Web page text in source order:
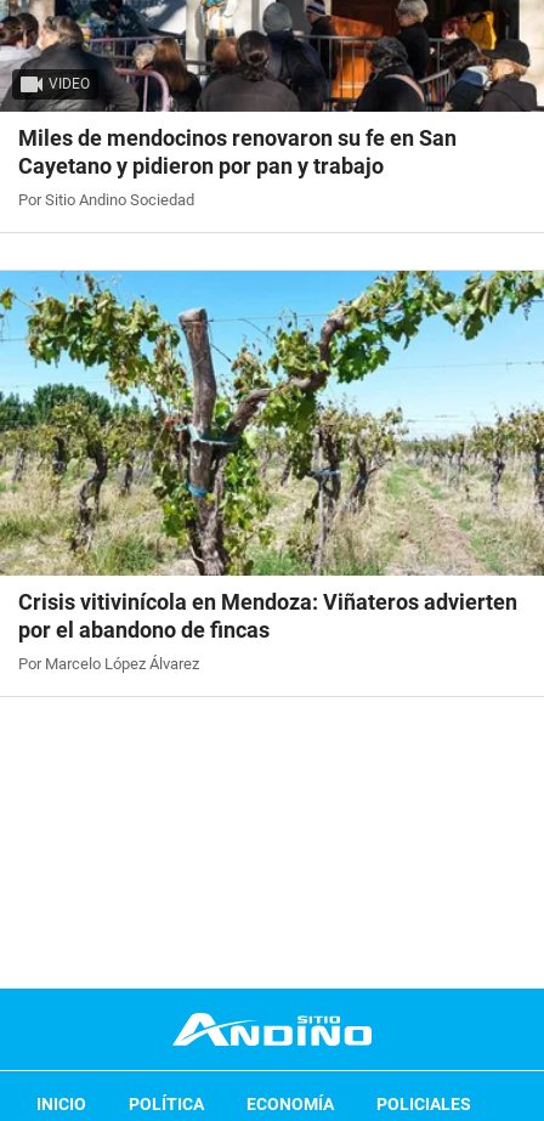
VIDEO
Miles de mendocinos renovaron su fe en San
Cayetano y pidieron por pan y trabajo
Por Sitio Andino Sociedad
Crisis vitivinícola en Mendoza: Viñateros advierten
por el abandono de fincas
Por Marcelo López Álvarez
INICIO POLÍTICA ECONOMÍA POLICIALES